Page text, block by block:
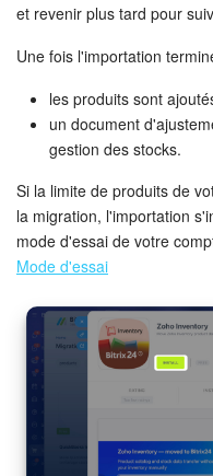
et revenir plus tard pour
Une fois l'importation
les produits sont
un document
gestion des stocks.
Si la limite de produits de
la migration, l'importation
mode d'essai de votre
Mode d'essai